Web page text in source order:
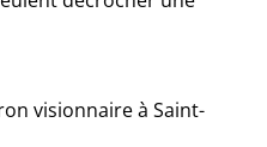
visionnaire à Saint-